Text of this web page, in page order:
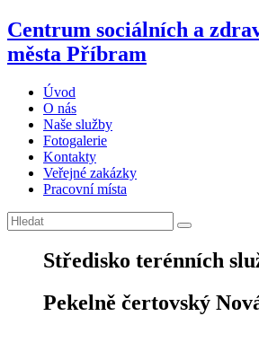
Centrum sociálních a
města Příbram
Úvod
O nás
Naše služby
Fotogalerie
Kontakty
Veřejné zakázky
Pracovní místa
Středisko terénních
Pekelně čertovský